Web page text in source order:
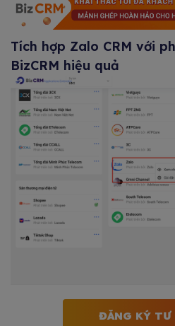
Tích hợp Zalo CRM với
BizCRM hiệu quả
ĐĂNG KÝ TƯ